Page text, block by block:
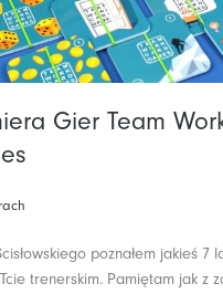
Gier Team
poznałem jakieś 7
trenerskim. Pamiętam jak z